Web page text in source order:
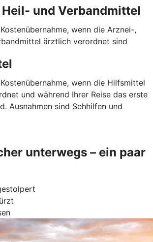
und Verbandmittel
wenn die Arznei-,
ärztlich verordnet sind
wenn die Hilfsmittel
und während Ihrer Reise das erste
Ausnahmen sind Sehhilfen und
unterwegs – ein paar